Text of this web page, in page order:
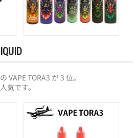
VAPE TORA3 が 3 位。
気です。